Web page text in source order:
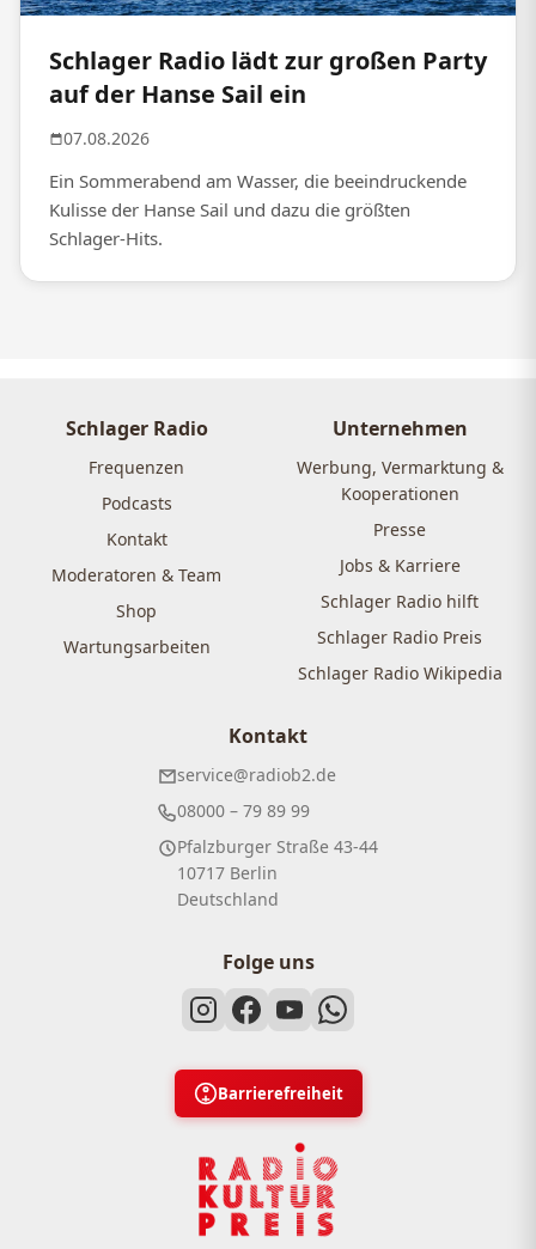
Schlager Radio lädt zur großen Party
auf der Hanse Sail ein
07.08.2026
Ein Sommerabend am Wasser, die beeindruckende
Kulisse der Hanse Sail und dazu die größten
Schlager-Hits.
Schlager Radio
Frequenzen
Podcasts
Kontakt
Moderatoren & Team
Shop
Wartungsarbeiten
Unternehmen
Werbung, Vermarktung &
Kooperationen
Presse
Jobs & Karriere
Schlager Radio hilft
Schlager Radio Preis
Schlager Radio Wikipedia
Kontakt
service@radiob2.de
08000 – 79 89 99
Pfalzburger Straße 43-44
10717 Berlin
Deutschland
Folge uns
Barrierefreiheit